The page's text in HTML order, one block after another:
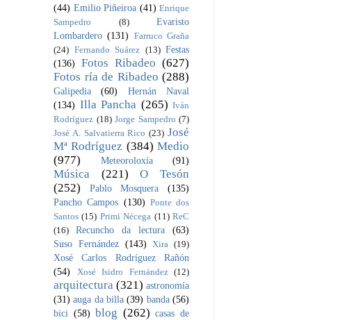
(44) Emilio Piñeiroa (41) Enrique
Sampedro
(8)
Evaristo
Lombardero (131) Farruco Graña
(24) Fernando Suárez (13) Festas
(136)
Fotos Ribadeo (627)
Fotos ría de Ribadeo (288)
Galipedia (60)
Hernán Naval
(134) Illa Pancha (265) Iván
Rodríguez (18) Jorge Sampedro (7)
José A. Salvatierra Rico (23) José
Mª Rodríguez (384) Medio
(977)
Meteoroloxía (91)
Música (221)
O Tesón
(252)
Pablo Mosquera
(135)
Pancho Campos (130) Ponte dos
Santos (15) Primi Nécega (11) ReC
(16)
Recuncho da lectura
(63)
Suso Fernández (143) Xira (19)
Xosé Carlos Rodríguez Rañón
(54)
Xosé Isidro Fernández (12)
arquitectura (321) astronomía
(31) auga da billa (39) banda (56)
bici (58) blog (262) casas de